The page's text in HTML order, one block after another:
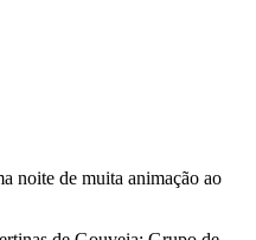
noite de muita animação ao